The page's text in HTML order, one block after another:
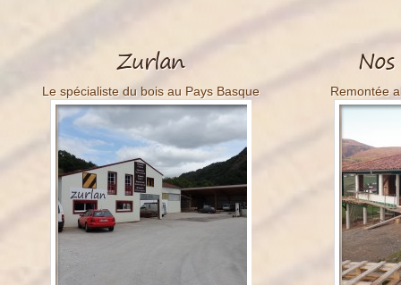
Zurlan
Le spécialiste du bois au Pays Basque Remontée